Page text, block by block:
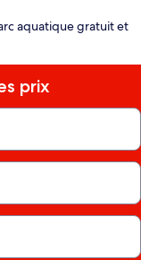
aquatique gratuit et
prix